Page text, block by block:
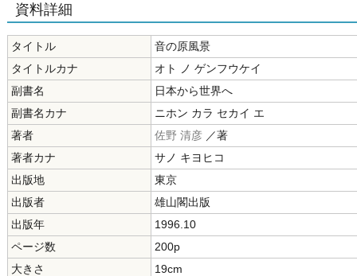
資料詳細
タイトル
音の原風景
タイトルカナ
オト ノ ゲンフウケイ
副書名
日本から世界へ
副書名カナ
ニホン カラ セカイ エ
著者
佐野 清彦 ／著
著者カナ
サノ キヨヒコ
出版地
東京
出版者
雄山閣出版
出版年
1996.10
ページ数
200p
大きさ
19cm